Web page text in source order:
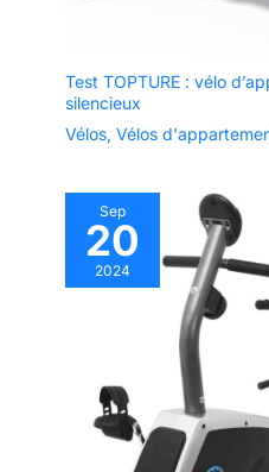
Test TOPTURE : vélo
silencieux
Vélos, Vélos
Sep
20
2024